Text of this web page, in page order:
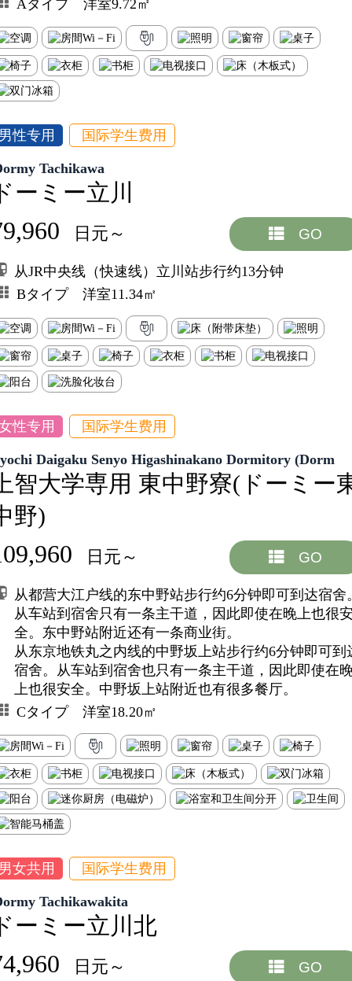
Aタイプ 洋室9.72㎡
性专用 国际学生费用
Tachikawa
ーミー立川
日元～ GO
从JR中央线（快速线）立川站步行约13分钟
Bタイプ 洋室11.34㎡
性专用 国际学生费用
Daigaku Senyo Higashinakano Dormitory (Dorm
智大学専用 東中野寮(ドーミー
野)
日元～ GO
从都营大江户线的东中野站步行约6分钟即可到达宿舍
从车站到宿舍只有一条主干道，因此即使在晚上也很
全。东中野站附近还有一条商业街。
从东京地铁丸之内线的中野坂上站步行约6分钟即可到
宿舍。从车站到宿舍也只有一条主干道，因此即使在
上也很安全。中野坂上站附近也有很多餐厅。
Cタイプ 洋室18.20㎡
女共用 国际学生费用
Tachikawakita
ーミー立川北
日元～ GO